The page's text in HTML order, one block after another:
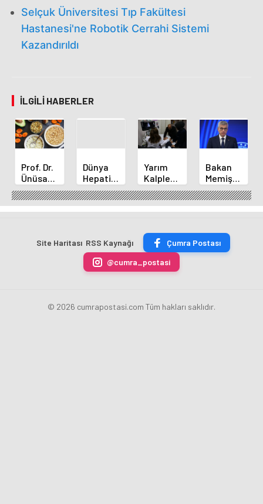
Selçuk Üniversitesi Tıp Fakültesi
Hastanesi'ne Robotik Cerrahi Sistemi
Kazandırıldı
İLGILI HABERLER
Prof. Dr.
Ünüsan'dan
Doğal
Tokluk
Hissi
Dünya
Hepatit
Günü
Yarım
Kalple
Doğan
Bebek
Hayata
Bakan
Randevu
Sistemine
İlişkin
Açıklama
Site Haritası RSS Kaynağı
Çumra Postası
@cumra_postasi
© 2026 cumrapostasi.com Tüm hakları saklıdır.